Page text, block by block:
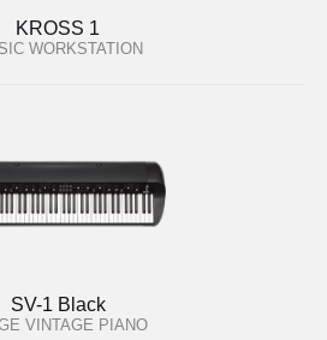
KROSS 1
WORKSTATION
SV-1 Black
VINTAGE PIANO